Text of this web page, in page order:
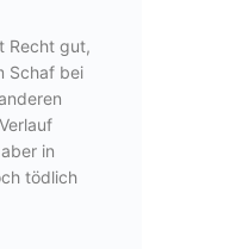
Recht gut,
Schaf bei
in
tödlich